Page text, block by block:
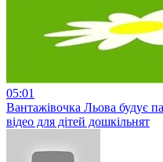
05:01
Вантажівочка Льова будує
відео для дітей дошкільнят